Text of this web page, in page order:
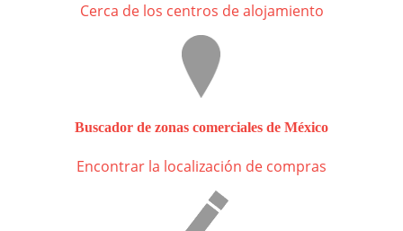
Cerca de los centros de alojamiento
Buscador de zonas comerciales de México
Encontrar la localización de compras